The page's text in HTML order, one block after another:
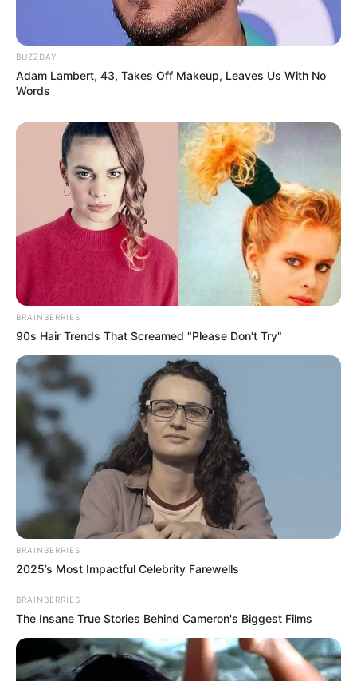
BUZZDAY
Adam Lambert, 43, Takes Off Makeup, Leaves Us With No
Words
BRAINBERRIES
90s Hair Trends That Screamed "Please Don't Try"
BRAINBERRIES
2025’s Most Impactful Celebrity Farewells
BRAINBERRIES
The Insane True Stories Behind Cameron's Biggest Films